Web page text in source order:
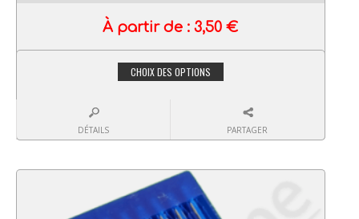
À partir de :3,50€
CHOIX DES OPTIONS
DÉTAILS PARTAGER